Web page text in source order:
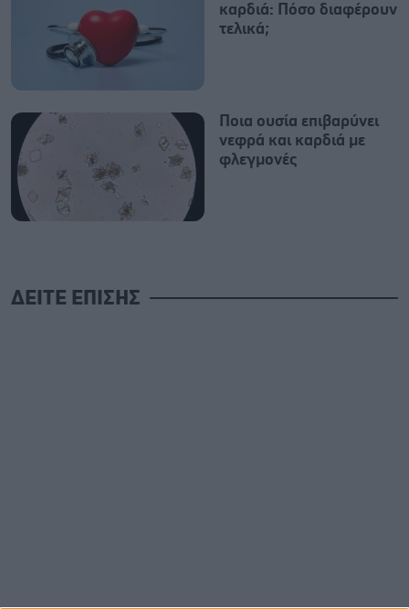
καρδιά: Πόσο διαφέρουν
τελικά;
Ποια ουσία επιβαρύνει
νεφρά και καρδιά με
φλεγμονές
ΔΕΙΤΕ ΕΠΙΣΗΣ